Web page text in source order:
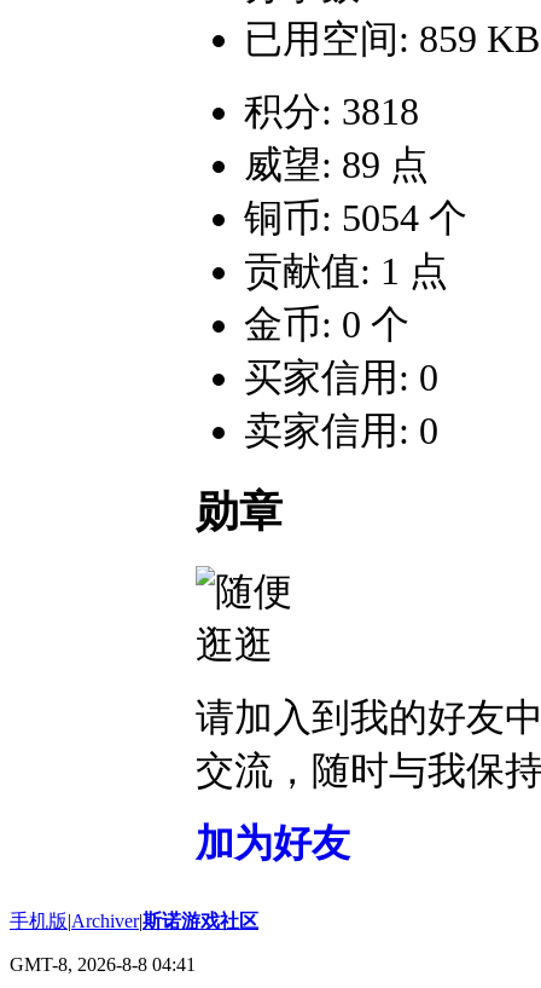
已用空间: 859 KB
积分: 3818
威望: 89 点
铜币: 5054 个
贡献值: 1 点
金币: 0 个
买家信用: 0
卖家信用: 0
勋章
请加入到我的好友
交流，随时与我保
加为好友
手机版|Archiver|斯诺游戏社区
GMT-8, 2026-8-8 04:41